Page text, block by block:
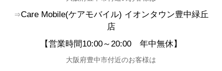
⇒Care Mobile(ケアモバイル) イオンタウン豊中緑丘
店
【営業時間10:00～20:00 年中無休】
大阪府豊中市付近のお客様は